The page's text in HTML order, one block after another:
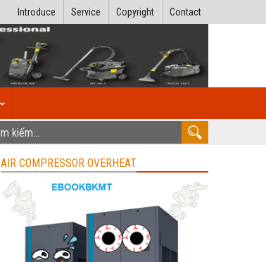
Contact
Copyright
Service
Introduce
AIR COMPRESSOR OVERHEAT